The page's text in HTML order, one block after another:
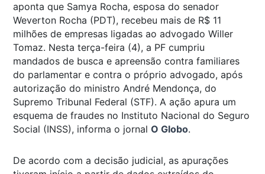
aponta que Samya Rocha, esposa do senador
Weverton Rocha (PDT), recebeu mais de R$ 11
milhões de empresas ligadas ao advogado Willer
Tomaz. Nesta terça-feira (4), a PF cumpriu
mandados de busca e apreensão contra familiares
do parlamentar e contra o próprio advogado, após
autorização do ministro André Mendonça, do
Supremo Tribunal Federal (STF). A ação apura um
esquema de fraudes no Instituto Nacional do Seguro
Social (INSS), informa o jornal O Globo.
De acordo com a decisão judicial, as apurações